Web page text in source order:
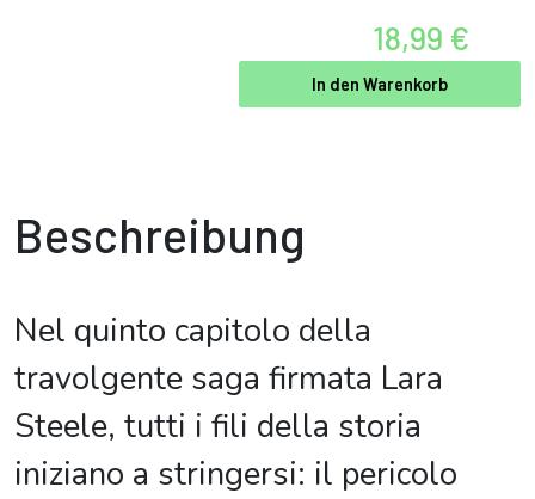
18,99 €
In den Warenkorb
Beschreibung
Nel quinto capitolo della
travolgente saga firmata Lara
Steele, tutti i fili della storia
iniziano a stringersi: il pericolo